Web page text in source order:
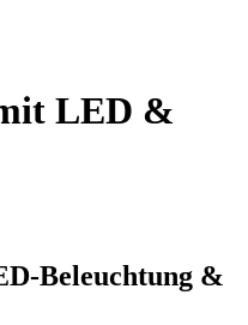
LED &
Beleuchtung &